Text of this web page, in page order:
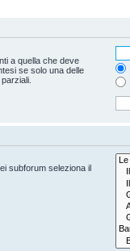
a quella che deve
se solo una delle
subforum seleziona il